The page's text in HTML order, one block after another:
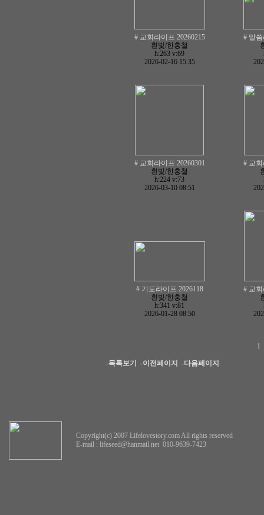
# 교회라이프 20260215
흰빛/한홍철
h:263 v:69
2026-02-16 15:35
# 말씀
# 교회라이프 20260301
흰빛/한홍철
h:224 v:73
2026-03-10 08:51
# 교회
# 기도라이프 2026118
흰빛/한홍철
h:341 v:81
2026-01-28 08:50
# 교회
1
-목록보기 -이전페이지 -다음페이지
Copyright(c) 2007 Lifelovestory.com All rights reserved
E-mail : lifeseed@hanmail.net 010-9639-7423